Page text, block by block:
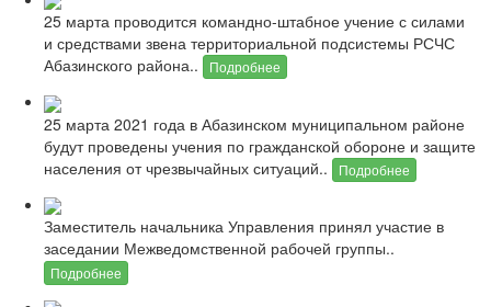
25 марта проводится командно-штабное учение с силами
и средствами звена территориальной подсистемы РСЧС
Абазинского района..
Подробнее
25 марта 2021 года в Абазинском муниципальном районе
будут проведены учения по гражданской обороне и защите
населения от чрезвычайных ситуаций..
Подробнее
Заместитель начальника Управления принял участие в
заседании Межведомственной рабочей группы..
Подробнее